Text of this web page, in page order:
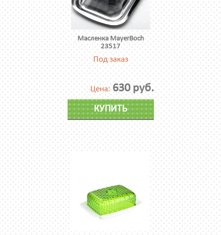
Масленка MayerBoch
23517
Под заказ
Цена: 630 руб.
КУПИТЬ